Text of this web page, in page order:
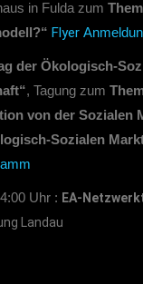
in Fulda zum
Flyer
der Ökologisch-
, Tagung zum
von der Sozialen
Sozialen
Uhr : EA-
Landau